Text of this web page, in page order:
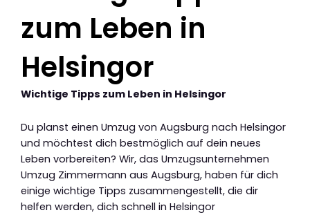
zum Leben in
Helsingor
Wichtige Tipps zum Leben in Helsingor
Du planst einen Umzug von Augsburg nach Helsingor
und möchtest dich bestmöglich auf dein neues
Leben vorbereiten? Wir, das Umzugsunternehmen
Umzug Zimmermann aus Augsburg, haben für dich
einige wichtige Tipps zusammengestellt, die dir
helfen werden, dich schnell in Helsingor